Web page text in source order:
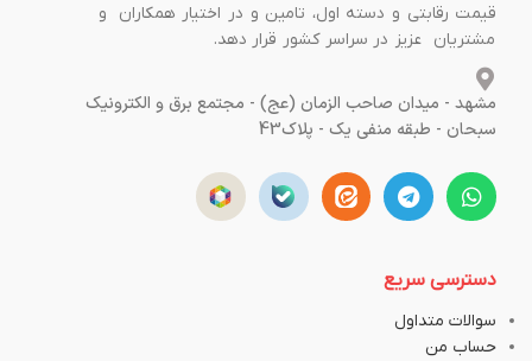
قیمت رقابتی و دسته اول، تامین و در اختیار همکاران و
مشتریان عزیز در سراسر کشور قرار دهد.
مشهد - میدان صاحب الزمان (عج) - مجتمع برق و الکترونیک
سبحان - طبقه منفی یک - پلاک43
دسترسی سریع
سوالات متداول
حساب من